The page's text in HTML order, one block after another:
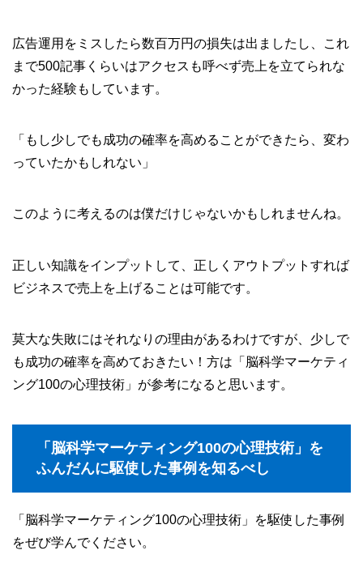
広告運用をミスしたら数百万円の損失は出ましたし、これ
まで500記事くらいはアクセスも呼べず売上を立てられな
かった経験もしています。
「もし少しでも成功の確率を高めることができたら、変わ
っていたかもしれない」
このように考えるのは僕だけじゃないかもしれませんね。
正しい知識をインプットして、正しくアウトプットすれば
ビジネスで売上を上げることは可能です。
莫大な失敗にはそれなりの理由があるわけですが、少しで
も成功の確率を高めておきたい！方は「脳科学マーケティ
ング100の心理技術」が参考になると思います。
「脳科学マーケティング100の心理技術」を
ふんだんに駆使した事例を知るべし
「脳科学マーケティング100の心理技術」を駆使した事例
をぜび学んでください。